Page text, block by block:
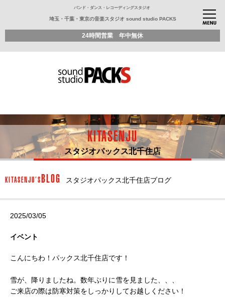
バンド・ダンス・レコーディングスタジオ
埼玉・千葉・東京の音楽スタジオ sound studio PACKS
24時間営業 年中無休
KITASENJU
スタジオパックス北千住店
KITASENJU’SBLOG スタジオパックス北千住店ブログ
2025/03/05
イベント
こんにちわ！パックス北千住店です！
雪が、降りましたね。数年ぶりに雪を見ました、、、
ご来店の際は防寒対策をしっかりしてお越しください！